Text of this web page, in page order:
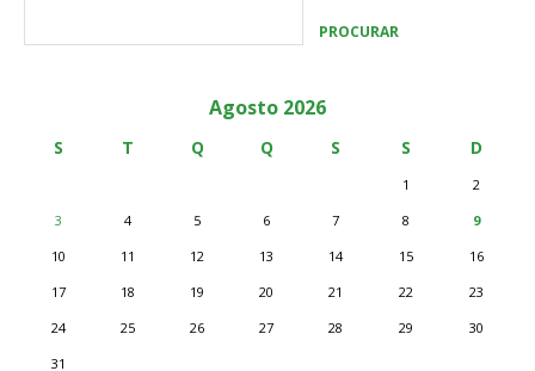
Agosto 2026
S T Q Q S S D
1
2
3
4 5 6 7 8
9
10
11 12 13 14 15
16
17
18 19 20 21 22
23
24
25 26 27 28 29
30
31